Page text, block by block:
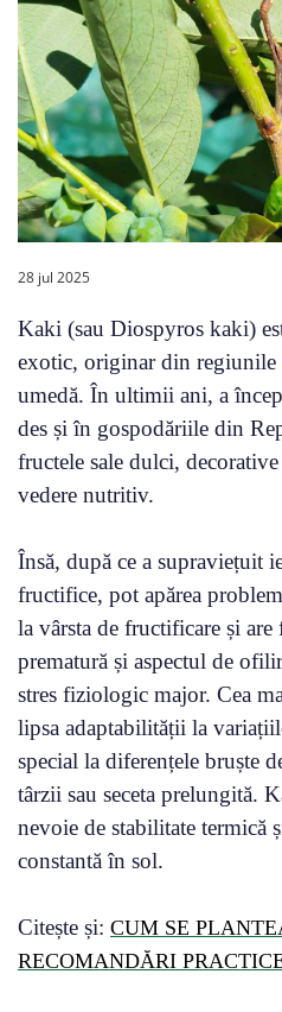
28 jul 2025
Kaki (sau Diospyros kaki)
exotic, originar din regiunile
umedă. În ultimii ani, a
des și în gospodăriile din
fructele sale dulci,
vedere nutritiv.
Însă, după ce a supraviețuit
fructifice, pot apărea
la vârsta de fructificare și
prematură și aspectul de
stres fiziologic major. Cea
lipsa adaptabilității la
special la diferențele bruște
târzii sau seceta prelungită.
nevoie de stabilitate termică
constantă în sol.
Citește și: CUM SE
RECOMANDĂRI